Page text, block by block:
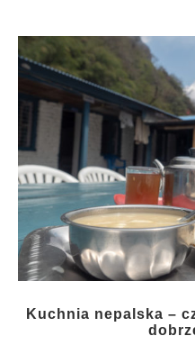
Kuchnia nepalska –